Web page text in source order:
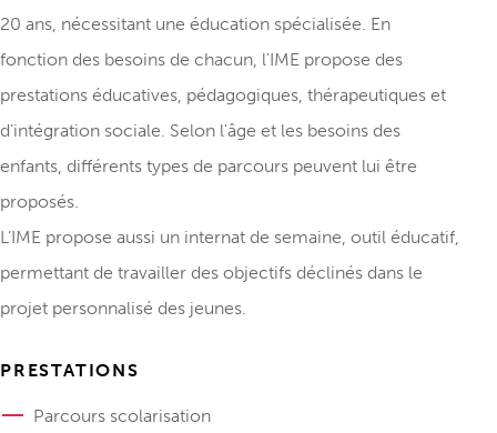
20 ans, nécessitant une éducation spécialisée. En
fonction des besoins de chacun, l'IME propose des
prestations éducatives, pédagogiques, thérapeutiques et
d’intégration sociale. Selon l'âge et les besoins des
enfants, différents types de parcours peuvent lui être
proposés.
L’IME propose aussi un internat de semaine, outil éducatif,
permettant de travailler des objectifs déclinés dans le
projet personnalisé des jeunes.
PRESTATIONS
Parcours scolarisation